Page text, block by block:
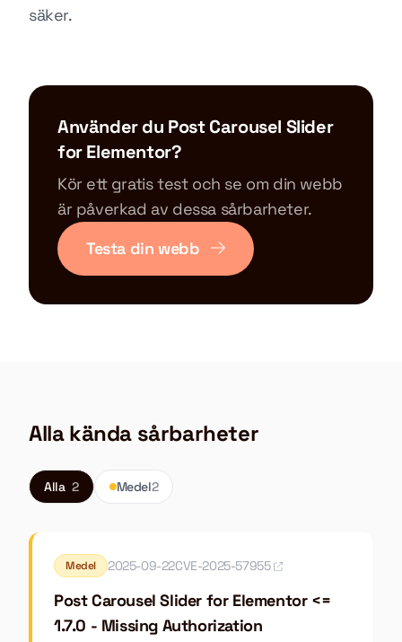
säker.
Använder du Post Carousel Slider
for Elementor?
Kör ett gratis test och se om din webb
är påverkad av dessa sårbarheter.
Testa din webb
Alla kända sårbarheter
Alla 2 Medel2
Medel 2025-09-22CVE-2025-57955
Post Carousel Slider for Elementor <=
1.7.0 - Missing Authorization